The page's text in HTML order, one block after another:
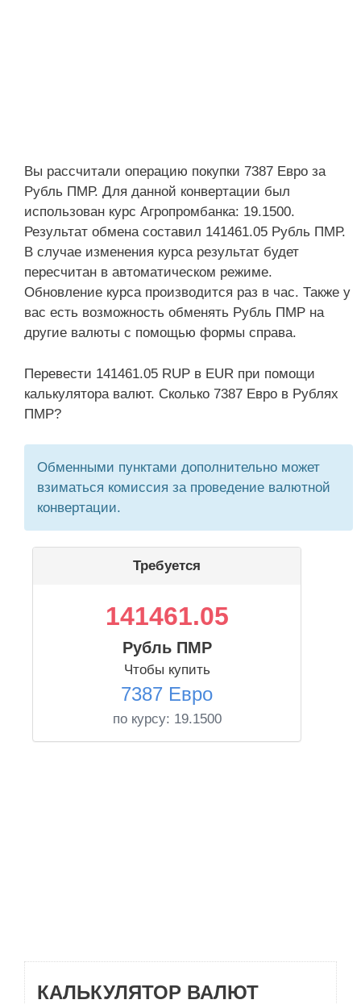
Вы рассчитали операцию покупки 7387 Евро за
Рубль ПМР. Для данной конвертации был
использован курс Агропромбанка: 19.1500.
Результат обмена составил 141461.05 Рубль ПМР.
В случае изменения курса результат будет
пересчитан в автоматическом режиме.
Обновление курса производится раз в час. Также у
вас есть возможность обменять Рубль ПМР на
другие валюты с помощью формы справа.
Перевести 141461.05 RUP в EUR при помощи
калькулятора валют. Сколько 7387 Евро в Рублях
ПМР?
Обменными пунктами дополнительно может
взиматься комиссия за проведение валютной
конвертации.
Требуется
141461.05
Рубль ПМР
Чтобы купить
7387 Евро
по курсу: 19.1500
КАЛЬКУЛЯТОР ВАЛЮТ